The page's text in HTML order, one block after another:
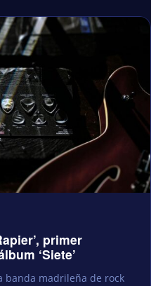
primer
‘Siete’
banda madrileña de rock